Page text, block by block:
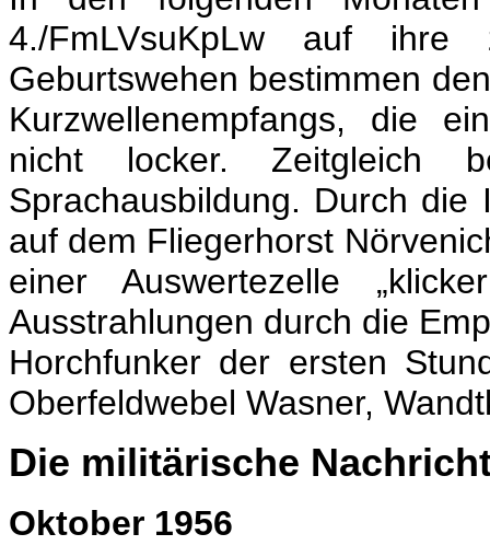
4./FmLVsuKpLw auf ihre
Geburtswehen bestimmen
Kurzwellenempfangs, die
nicht locker. Zeitgleich
Sprachausbildung. Durch die
auf dem Fliegerhorst
einer Auswertezelle
Ausstrahlungen durch die
Horchfunker der ersten
Oberfeldwebel Wasner,
Die militärische
Oktober 1956